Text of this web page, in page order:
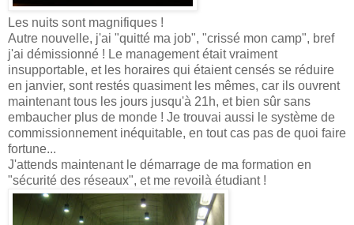
Les nuits sont magnifiques !
Autre nouvelle, j'ai "quitté ma job", "crissé mon camp", bref
j'ai démissionné ! Le management était vraiment
insupportable, et les horaires qui étaient censés se réduire
en janvier, sont restés quasiment les mêmes, car ils ouvrent
maintenant tous les jours jusqu'à 21h, et bien sûr sans
embaucher plus de monde ! Je trouvai aussi le système de
commissionnement inéquitable, en tout cas pas de quoi faire
fortune...
J'attends maintenant le démarrage de ma formation en
"sécurité des réseaux", et me revoilà étudiant !